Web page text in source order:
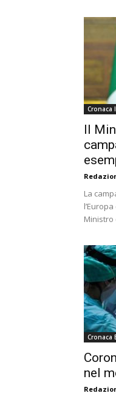
Cronaca
Il
La
Ministro
Cronaca
nel